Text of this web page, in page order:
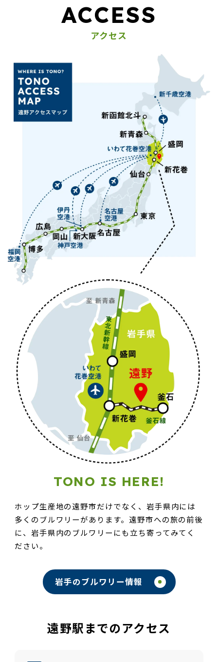
ACCESS
アクセス
TONO IS HERE!
ホップ生産地の遠野市だけでなく、岩手県内には
多くのブルワリーがあります。遠野市への旅の前後
に、岩手県内のブルワリーにも立ち寄ってみてく
ださい。
岩手のブルワリー情報
遠野駅までのアクセス